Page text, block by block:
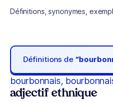
Définitions, synonymes,
Définitions de
bourbonnais,
adjectif ethnique